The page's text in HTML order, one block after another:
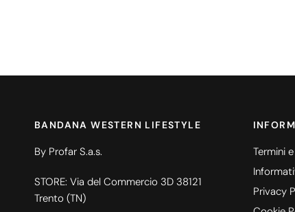
BANDANA WESTERN LIFESTYLE
By Profar S.a.s.
STORE: Via del Commercio 3D 38121
Trento (TN)
Termini
Privacy